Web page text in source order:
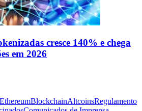
cresce 140% e chega
em 2026
EthereumBlockchainAltcoinsRegulamento